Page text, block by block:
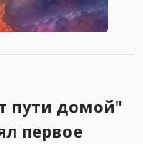
пути домой"
первое